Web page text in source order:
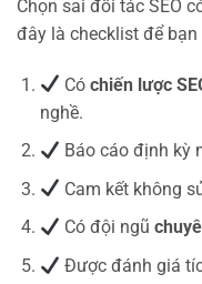
Chọn sai đối tác SEO
đây là checklist để
Cóchiến lược
nghề.
Báo cáo định kỳ
Cam kết không
Có đội ngũ
Được đánh giá